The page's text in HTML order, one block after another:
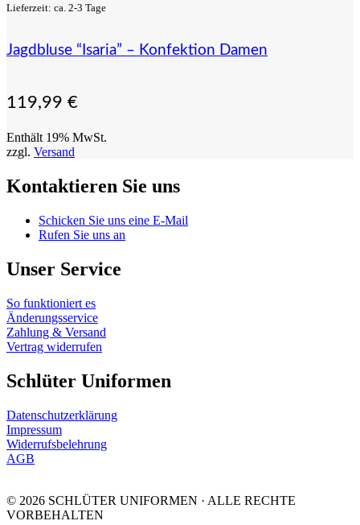
Lieferzeit: ca. 2-3 Tage
Jagdbluse “Isaria” – Konfektion Damen
119,99 €
Enthält 19% MwSt.
zzgl. Versand
Kontaktieren Sie uns
Schicken Sie uns eine E-Mail
Rufen Sie uns an
Unser Service
So funktioniert es
Änderungsservice
Zahlung & Versand
Vertrag widerrufen
Schlüter Uniformen
Datenschutzerklärung
Impressum
Widerrufsbelehrung
AGB
© 2026 SCHLÜTER UNIFORMEN · ALLE RECHTE
VORBEHALTEN